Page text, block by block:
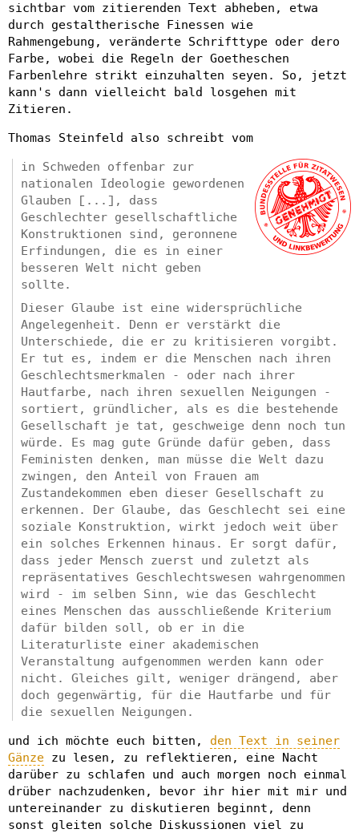
sichtbar vom zitierenden Text abheben, etwa
durch gestaltherische Finessen wie
Rahmengebung, veränderte Schrifttype oder dero
Farbe, wobei die Regeln der Goetheschen
Farbenlehre strikt einzuhalten seyen. So, jetzt
kann's dann vielleicht bald losgehen mit
Zitieren.
Thomas Steinfeld also schreibt vom
in Schweden offenbar zur
nationalen Ideologie gewordenen
Glauben [...], dass
Geschlechter gesellschaftliche
Konstruktionen sind, geronnene
Erfindungen, die es in einer
besseren Welt nicht geben
sollte.
Dieser Glaube ist eine widersprüchliche
Angelegenheit. Denn er verstärkt die
Unterschiede, die er zu kritisieren vorgibt.
Er tut es, indem er die Menschen nach ihren
Geschlechtsmerkmalen - oder nach ihrer
Hautfarbe, nach ihren sexuellen Neigungen -
sortiert, gründlicher, als es die bestehende
Gesellschaft je tat, geschweige denn noch tun
würde. Es mag gute Gründe dafür geben, dass
Feministen denken, man müsse die Welt dazu
zwingen, den Anteil von Frauen am
Zustandekommen eben dieser Gesellschaft zu
erkennen. Der Glaube, das Geschlecht sei eine
soziale Konstruktion, wirkt jedoch weit über
ein solches Erkennen hinaus. Er sorgt dafür,
dass jeder Mensch zuerst und zuletzt als
repräsentatives Geschlechtswesen wahrgenommen
wird - im selben Sinn, wie das Geschlecht
eines Menschen das ausschließende Kriterium
dafür bilden soll, ob er in die
Literaturliste einer akademischen
Veranstaltung aufgenommen werden kann oder
nicht. Gleiches gilt, weniger drängend, aber
doch gegenwärtig, für die Hautfarbe und für
die sexuellen Neigungen.
und ich möchte euch bitten, den Text in seiner
Gänze zu lesen, zu reflektieren, eine Nacht
darüber zu schlafen und auch morgen noch einmal
drüber nachzudenken, bevor ihr hier mit mir und
untereinander zu diskutieren beginnt, denn
sonst gleiten solche Diskussionen viel zu